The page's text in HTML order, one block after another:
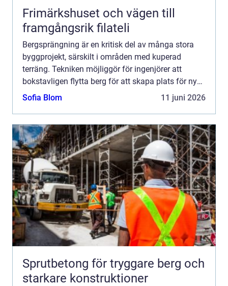
Frimärkshuset och vägen till
framgångsrik filateli
Bergsprängning är en kritisk del av många stora
byggprojekt, särskilt i områden med kuperad
terräng. Tekniken möjliggör för ingenjörer att
bokstavligen flytta berg för att skapa plats för ny
infrastruktur och byggnader. Men säkerhet och
Sofia Blom 11 juni 2026
Sprutbetong för tryggare berg och
starkare konstruktioner